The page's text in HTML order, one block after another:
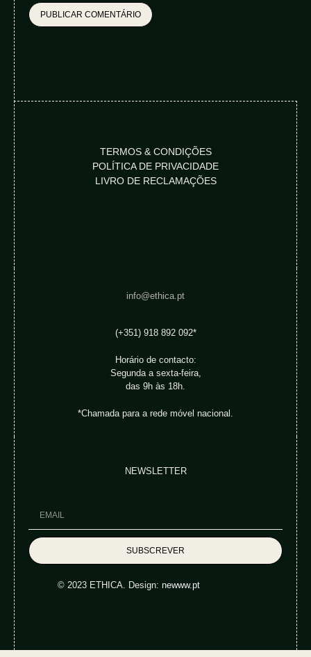
TERMOS & CONDIÇÕES
POLÍTICA DE PRIVACIDADE
LIVRO DE RECLAMAÇÕES
info@ethica.pt
(+351) 918 892 092*
Horário de contacto:
Segunda a sexta-feira,
das 9h às 18h.
*Chamada para a rede móvel nacional.
NEWSLETTER
SUBSCREVER
© 2023 ETHICA. Design: newww.pt